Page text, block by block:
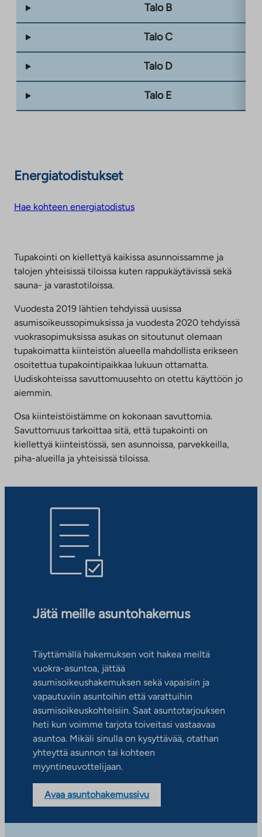
Talo B
Talo C
Talo D
Talo E
Energiatodistukset
Hae kohteen energiatodistus
Tupakointi on kiellettyä kaikissa asunnoissamme ja
talojen yhteisissä tiloissa kuten rappukäytävissä sekä
sauna- ja varastotiloissa.
Vuodesta 2019 lähtien tehdyissä uusissa
asumisoikeussopimuksissa ja vuodesta 2020 tehdyissä
vuokrasopimuksissa asukas on sitoutunut olemaan
tupakoimatta kiinteistön alueella mahdollista erikseen
osoitettua tupakointipaikkaa lukuun ottamatta.
Uudiskohteissa savuttomuusehto on otettu käyttöön jo
aiemmin.
Osa kiinteistöistämme on kokonaan savuttomia.
Savuttomuus tarkoittaa sitä, että tupakointi on
kiellettyä kiinteistössä, sen asunnoissa, parvekkeilla,
piha-alueilla ja yhteisissä tiloissa.
Jätä meille asuntohakemus
Täyttämällä hakemuksen voit hakea meiltä
vuokra-asuntoa, jättää
asumisoikeushakemuksen sekä vapaisiin ja
vapautuviin asuntoihin että varattuihin
asumisoikeuskohteisiin. Saat asuntotarjouksen
heti kun voimme tarjota toiveitasi vastaavaa
asuntoa. Mikäli sinulla on kysyttävää, otathan
yhteyttä asunnon tai kohteen
myyntineuvottelijaan.
Avaa asuntohakemussivu